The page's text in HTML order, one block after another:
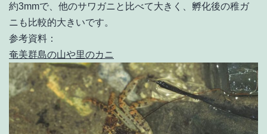
約3mmで、他のサワガニと比べて大きく、孵化後の稚ガ
ニも比較的大きいです。
参考資料：
奄美群島の山や里のカニ